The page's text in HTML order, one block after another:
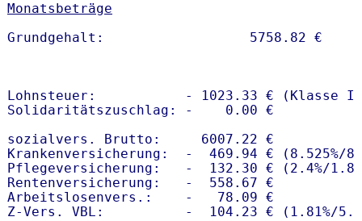
Monatsbeträge
Lohnsteuer:           - 1023.33 € (Klasse I)
Solidaritätszuschlag: -    0.00 €
sozialvers. Brutto:     6007.22 €
Krankenversicherung:  -  469.94 € (8.525%/
Pflegeversicherung:   -  132.30 € (2.4%/
Rentenversicherung:   -  558.67 €
Arbeitslosenvers.:    -   78.09 €
Z-Vers. VBL:          -  104.23 € ( 1.81%/